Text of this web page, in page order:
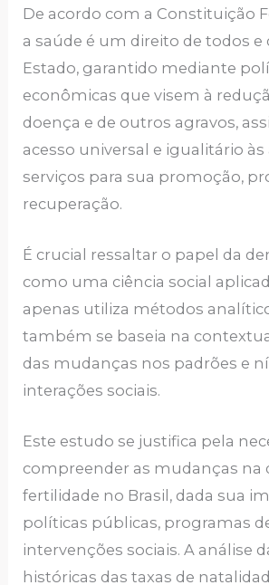
De acordo com a Constituição
a saúde é um direito de todos e
Estado, garantido mediante
econômicas que visem à
doença e de outros agravos,
acesso universal e igualitário às
serviços para sua promoção,
recuperação.
É crucial ressaltar o papel da
como uma ciência social
apenas utiliza métodos
também se baseia na
das mudanças nos padrões e
interações sociais.
Este estudo se justifica pela
compreender as mudanças na
fertilidade no Brasil, dada sua
políticas públicas, programas
intervenções sociais. A análise
históricas das taxas de